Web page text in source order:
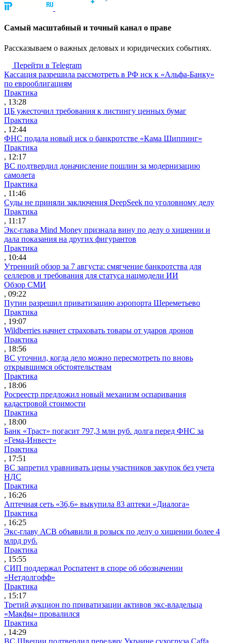
Cамый масштабный и точный канал о праве
Рассказываем о важных деловых и юридических событиях.
Перейти в Telegram
Кассация разрешила рассмотреть в РФ иск к «Альфа-Банку»
по еврооблигациям
Практика
, 13:28
ЦБ ужесточил требования к листингу ценных бумаг
Практика
, 12:44
ФНС подала новый иск о банкротстве «Кама Шиппинг»
Практика
, 12:17
ВС подтвердил доначисление пошлин за модернизацию
самолета
Практика
, 11:46
Суды не приняли заключения DeepSeek по уголовному делу
Практика
, 11:17
Экс-глава Mind Money признала вину по делу о хищении и
дала показания на других фигурантов
Практика
, 10:44
Утренний обзор за 7 августа: смягчение банкротства для
селлеров и требования для статуса нацмодели ИИ
Обзор СМИ
, 09:22
Путин разрешил приватизацию аэропорта Шереметьево
Практика
, 19:07
Wildberries начнет страховать товары от ударов дронов
Практика
, 18:56
ВС уточнил, когда дело можно пересмотреть по вновь
открывшимся обстоятельствам
Практика
, 18:06
Росреестр предложил новый механизм оспаривания
кадастровой стоимости
Практика
, 18:00
Банк «Траст» погасит 797,3 млн руб. долга перед ФНС за
«Гема-Инвест»
Практика
, 17:51
ВС запретил уравнивать цены участников закупок без учета
НДС
Практика
, 16:26
Аптечная сеть «36,6» выкупила 83 аптеки «Диалога»
Практика
, 16:25
Экс-главу АСВ объявили в розыск по делу о хищении более 4
млрд руб.
Практика
, 15:55
СИП поддержал Роспатент в споре об обозначении
«Нетдолгофф»
Практика
, 15:17
Третий аукцион по приватизации активов экс-владельца
«Макфы» провалился
Практика
, 14:29
ВС Швеции подтвердил передачу Украине сухогруза Caffa